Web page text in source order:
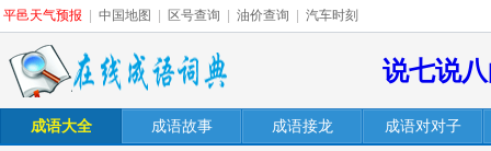
平邑天气预报 中国地图 区号查询 油价查询 汽车时刻
说七说
成语大全 成语故事 成语接龙 成语对对子